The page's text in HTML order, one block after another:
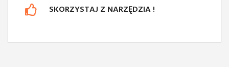
SKORZYSTAJ Z NARZĘDZIA !